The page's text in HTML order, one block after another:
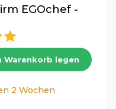
EGOchef -
Warenkorb legen
2 Wochen